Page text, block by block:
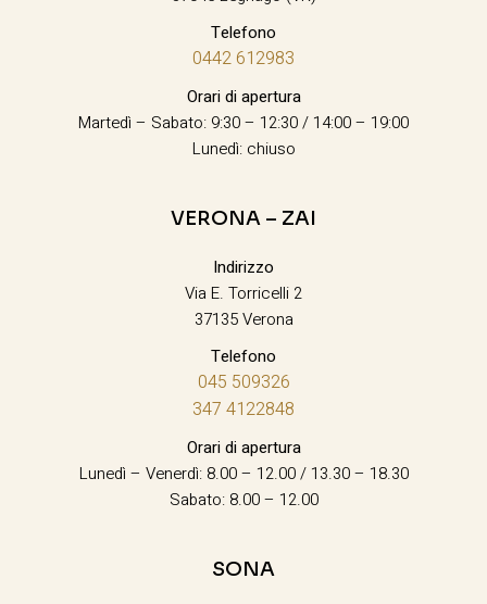
Telefono
0442 612983
Orari di apertura
Martedì – Sabato: 9:30 – 12:30 / 14:00 – 19:00
Lunedì: chiuso
VERONA – ZAI
Indirizzo
Via E. Torricelli 2
37135 Verona
Telefono
045 509326
347 4122848
Orari di apertura
Lunedì – Venerdì: 8.00 – 12.00 / 13.30 – 18.30
Sabato: 8.00 – 12.00
SONA